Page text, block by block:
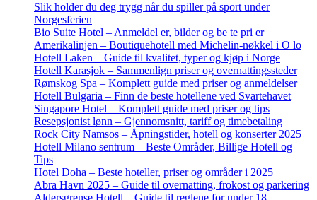
Slik holder du deg trygg når du spiller på sport under
Norgesferien
Bio Suite Hotel – Anmeldel er, bilder og be te pri er
Amerikalinjen – Boutiquehotell med Michelin-nøkkel i O lo
Hotell Laken – Guide til kvalitet, typer og kjøp i Norge
Hotell Karasjok – Sammenlign priser og overnattingssteder
Rømskog Spa – Komplett guide med priser og anmeldelser
Hotell Bulgaria – Finn de beste hotellene ved Svartehavet
Singapore Hotel – Komplett guide med priser og tips
Resepsjonist lønn – Gjennomsnitt, tariff og timebetaling
Rock City Namsos – Åpningstider, hotell og konserter 2025
Hotell Milano sentrum – Beste Områder, Billige Hotell og
Tips
Hotel Doha – Beste hoteller, priser og områder i 2025
Abra Havn 2025 – Guide til overnatting, frokost og parkering